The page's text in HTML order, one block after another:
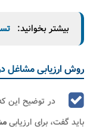
بیشتر بخوانید:
روش ارزیابی مشاغل
در توضیح این
باید گفت، برای ارزیابی